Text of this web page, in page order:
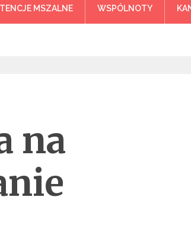
MSZALNE WSPÓLNOTY
na